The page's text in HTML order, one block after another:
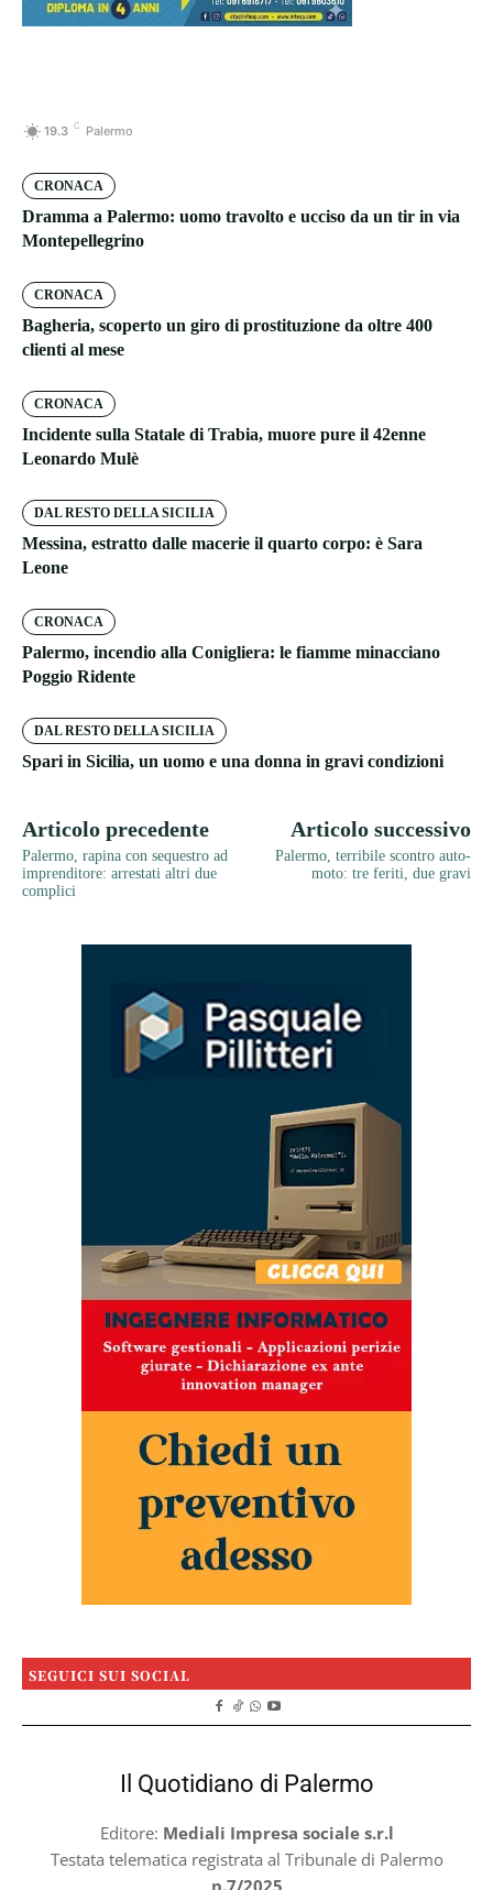
19.3 C Palermo
CRONACA
Dramma a Palermo: uomo travolto e ucciso da un tir in via
Montepellegrino
CRONACA
Bagheria, scoperto un giro di prostituzione da oltre 400
clienti al mese
CRONACA
Incidente sulla Statale di Trabia, muore pure il 42enne
Leonardo Mulè
DAL RESTO DELLA SICILIA
Messina, estratto dalle macerie il quarto corpo: è Sara
Leone
CRONACA
Palermo, incendio alla Conigliera: le fiamme minacciano
Poggio Ridente
DAL RESTO DELLA SICILIA
Spari in Sicilia, un uomo e una donna in gravi condizioni
Articolo precedente
Palermo, rapina con sequestro ad
imprenditore: arrestati altri due
complici
Articolo successivo
Palermo, terribile scontro auto-
moto: tre feriti, due gravi
SEGUICI SUI SOCIAL
Il Quotidiano di Palermo
Editore: Mediali Impresa sociale s.r.l
Testata telematica registrata al Tribunale di Palermo